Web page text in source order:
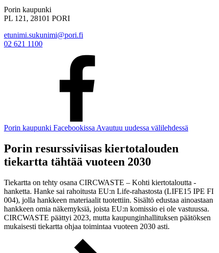
Porin kaupunki
PL 121, 28101 PORI
etunimi.sukunimi@pori.fi
02 621 1100
Porin kaupunki Facebookissa Avautuu uudessa välilehdessä
Porin resurssiviisas kiertotalouden
tiekartta tähtää vuoteen 2030
Tiekartta on tehty osana CIRCWASTE – Kohti kiertotaloutta -
hanketta. Hanke sai rahoitusta EU:n Life-rahastosta (LIFE15 IPE FI
004), jolla hankkeen materiaalit tuotettiin. Sisältö edustaa ainoastaan
hankkeen omia näkemyksiä, joista EU:n komissio ei ole vastuussa.
CIRCWASTE päättyi 2023, mutta kaupunginhallituksen päätöksen
mukaisesti tiekartta ohjaa toimintaa vuoteen 2030 asti.